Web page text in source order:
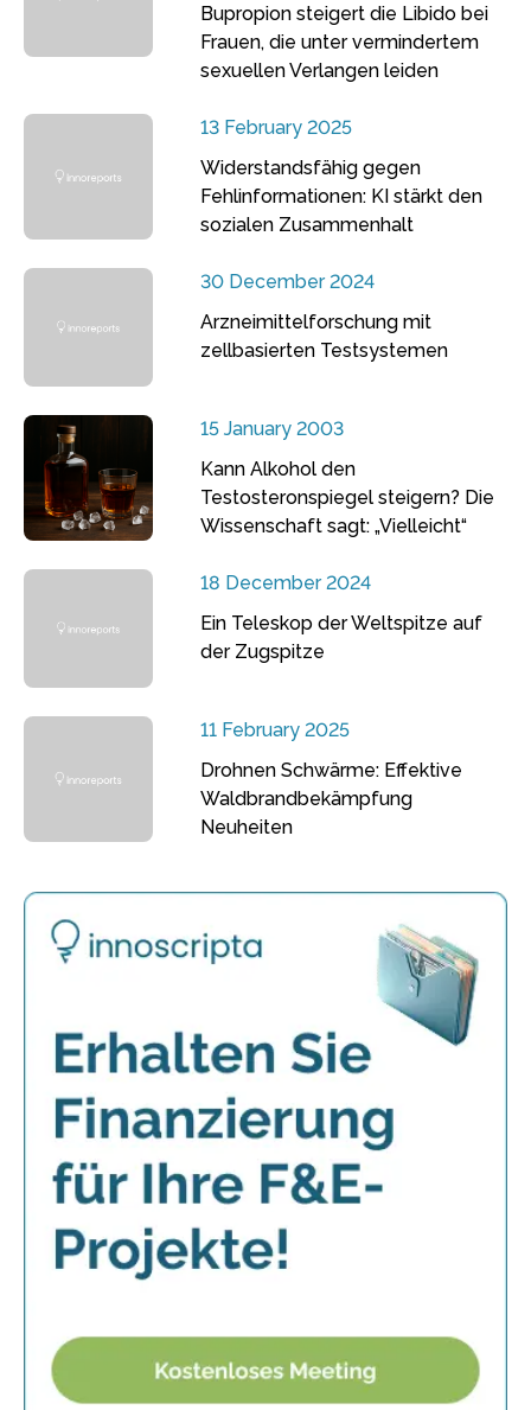
Bupropion steigert die Libido bei
Frauen, die unter vermindertem
sexuellen Verlangen leiden
13 February 2025
Widerstandsfähig gegen
Fehlinformationen: KI stärkt den
sozialen Zusammenhalt
30 December 2024
Arzneimittelforschung mit
zellbasierten Testsystemen
15 January 2003
Kann Alkohol den
Testosteronspiegel steigern? Die
Wissenschaft sagt: „Vielleicht“
18 December 2024
Ein Teleskop der Weltspitze auf
der Zugspitze
11 February 2025
Drohnen Schwärme: Effektive
Waldbrandbekämpfung
Neuheiten